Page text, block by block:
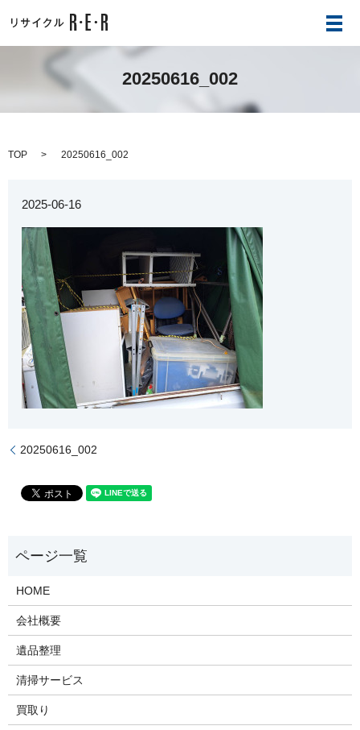
メ
20250616_002
TOP 20250616_002
2025-06-16
20250616_002
HOME
会社概要
遺品整理
清掃サービス
買取り